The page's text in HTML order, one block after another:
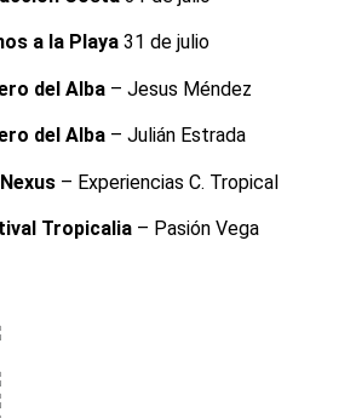
a la Playa 31 de julio
del Alba – Jesus Méndez
del Alba – Julián Estrada
– Experiencias C. Tropical
Tropicalia – Pasión Vega